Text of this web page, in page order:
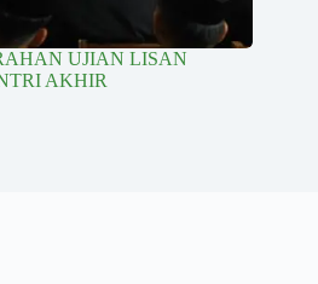
UJIAN LISAN
AKHIR